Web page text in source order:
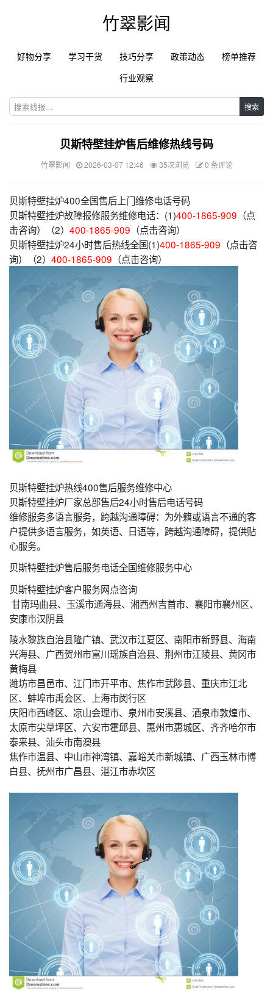
竹翠影闻
好物分享 学习干货 技巧分享 政策动态
榜单推荐
行业观察
搜索
贝斯特壁挂炉售后维修热线号码
竹翠影闻 2026-03-07 12:46 35次浏览 0 条评论
贝斯特壁挂炉400全国售后上门维修电话号码
贝斯特壁挂炉故障报修服务维修电话：(1)400-1865-909 （点
击咨询）（2） 400-1865-909 （点击咨询）
贝斯特壁挂炉24小时售后热线全国(1)400-1865-909 （点击咨
询）（2） 400-1865-909 （点击咨询）
贝斯特壁挂炉热线400售后服务维修中心
贝斯特壁挂炉厂家总部售后24小时售后电话号码
维修服务多语言服务，跨越沟通障碍：为外籍或语言不通的客
户提供多语言服务，如英语、日语等，跨越沟通障碍，提供贴
心服务。
贝斯特壁挂炉售后服务电话全国维修服务中心
贝斯特壁挂炉客户服务网点咨询
甘南玛曲县、玉溪市通海县、湘西州吉首市、襄阳市襄州区、
安康市汉阴县
陵水黎族自治县隆广镇、武汉市江夏区、南阳市新野县、海南
兴海县、广西贺州市富川瑶族自治县、荆州市江陵县、黄冈市
黄梅县
潍坊市昌邑市、江门市开平市、焦作市武陟县、重庆市江北
区、蚌埠市禹会区、上海市闵行区
庆阳市西峰区、凉山会理市、泉州市安溪县、酒泉市敦煌市、
太原市尖草坪区、六安市霍邱县、惠州市惠城区、齐齐哈尔市
泰来县、汕头市南澳县
焦作市温县、中山市神湾镇、嘉峪关市新城镇、广西玉林市博
白县、抚州市广昌县、湛江市赤坎区